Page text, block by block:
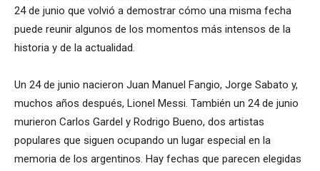
24 de junio que volvió a demostrar cómo una misma fecha
puede reunir algunos de los momentos más intensos de la
historia y de la actualidad.
Un 24 de junio nacieron Juan Manuel Fangio, Jorge Sabato y,
muchos años después, Lionel Messi. También un 24 de junio
murieron Carlos Gardel y Rodrigo Bueno, dos artistas
populares que siguen ocupando un lugar especial en la
memoria de los argentinos. Hay fechas que parecen elegidas